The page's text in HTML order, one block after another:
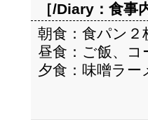
［/Diary： 食事
朝食：食パン２
昼食：ご飯、
夕食：味噌ラー